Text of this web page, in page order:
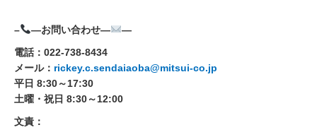
– —お問い合わせ—
—
電話：022-738-8434
メール： rickey.c.sendaiaoba@mitsui-co.jp
平日 8:30～17:30
土曜・祝日 8:30～12:00
文責：